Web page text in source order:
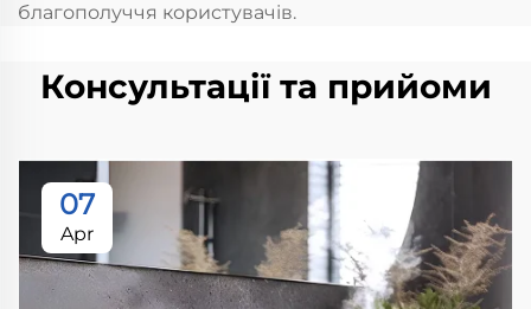
благополуччя користувачів.
Консультації та прийоми
07
Apr